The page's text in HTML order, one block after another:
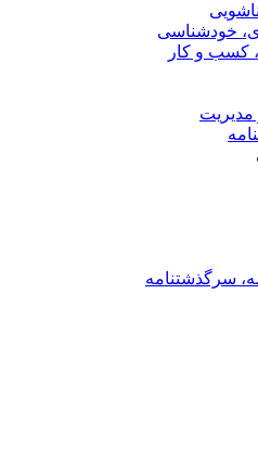
خودشناسی
کسب و کار
سرگذشتنامه